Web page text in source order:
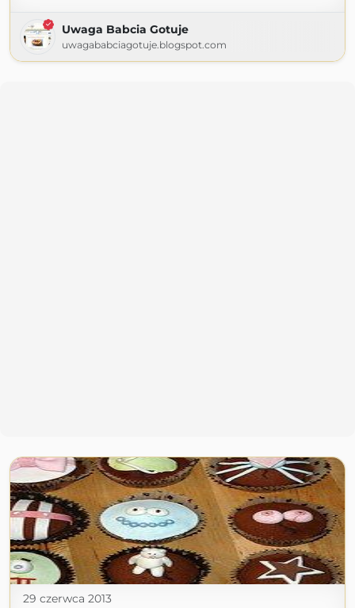
Uwaga Babcia Gotuje
uwagababciagotuje.blogspot.com
29 czerwca 2013